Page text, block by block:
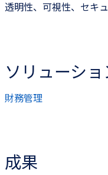
透明性、可視性、セキ
ソリューショ
財務管理
成果